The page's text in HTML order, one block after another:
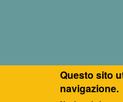
Questo sito
navigazione.